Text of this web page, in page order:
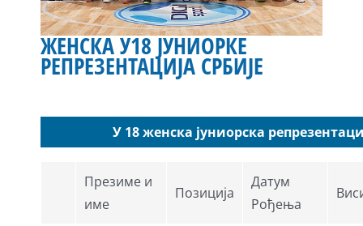
ЖЕНСКА У18 ЈУНИОРКЕ
РЕПРЕЗЕНТАЦИЈА СРБИЈЕ
У 18 женска јуниорска
Презиме и
име
Позиција
Датум
Рођења